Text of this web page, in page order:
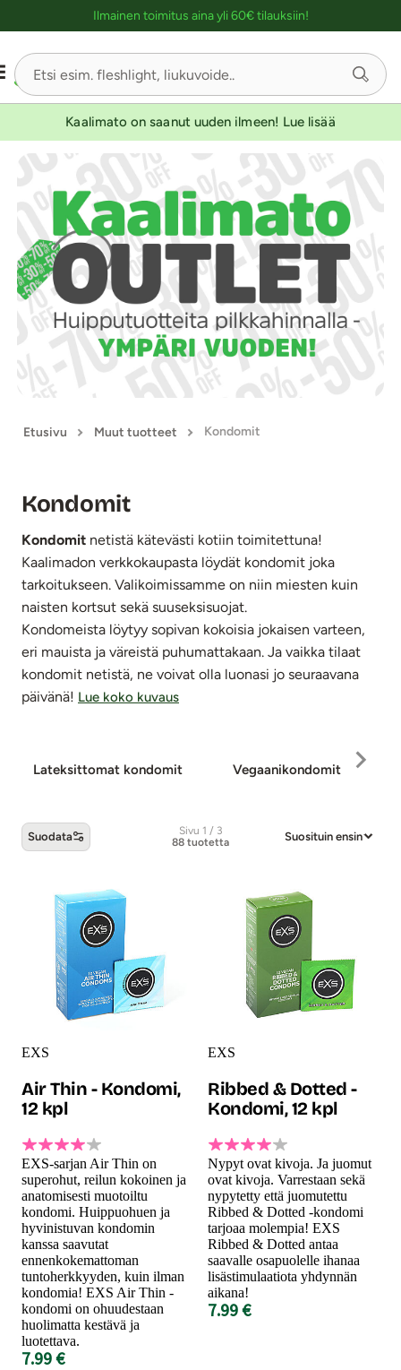
Ilmainen toimitus aina yli 60€ tilauksiin!
Kaalimato on saanut uuden ilmeen! Lue lisää
Etusivu Muut tuotteet Kondomit
Kondomit
Kondomit netistä kätevästi kotiin toimitettuna!
Kaalimadon verkkokaupasta löydät kondomit joka
tarkoitukseen. Valikoimissamme on niin miesten kuin
naisten kortsut sekä suuseksisuojat.
Kondomeista löytyy sopivan kokoisia jokaisen varteen,
eri mauista ja väreistä puhumattakaan. Ja vaikka tilaat
kondomit netistä, ne voivat olla luonasi jo seuraavana
päivänä! Lue koko kuvaus
Lateksittomat kondomit Vegaani­kondomit
Suodata
Sivu 1 / 3
88 tuotetta
Suosituin ensin
EXS
Air Thin - Kondomi,
12 kpl
EXS-sarjan Air Thin on
superohut, reilun kokoinen ja
anatomisesti muotoiltu
kondomi. Huippuohuen ja
hyvinistuvan kondomin
kanssa saavutat
ennenkokemattoman
tuntoherkkyyden, kuin ilman
kondomia! EXS Air Thin -
kondomi on ohuudestaan
huolimatta kestävä ja
luotettava.
7.99 €
EXS
Ribbed & Dotted -
Kondomi, 12 kpl
Nypyt ovat kivoja. Ja juomut
ovat kivoja. Varrestaan sekä
nypytetty että juomutettu
Ribbed & Dotted -kondomi
tarjoaa molempia! EXS
Ribbed & Dotted antaa
saavalle osapuolelle ihanaa
lisästimulaatiota yhdynnän
aikana!
7.99 €
Sivu 1/3